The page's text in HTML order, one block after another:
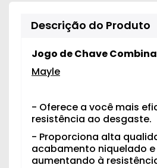
Descrição do Produto
Jogo de Chave
Mayle
- Oferece a você mais
resistência ao desgaste.
- Proporciona alta
acabamento niquelado
aumentando à